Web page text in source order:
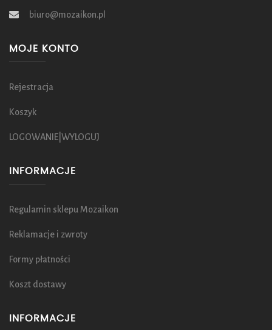
biuro@mozaikon.pl
MOJE KONTO
Rejestracja
Koszyk
LOGOWANIE|WYLOGUJ
INFORMACJE
Regulamin sklepu Mozaikon
Reklamacje i zwroty
Formy płatności
Koszt dostawy
INFORMACJE